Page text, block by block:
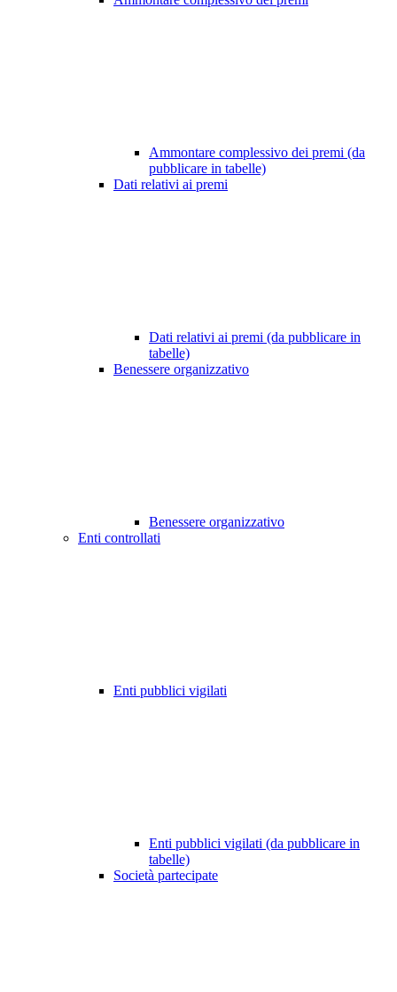
Ammontare complessivo dei premi (da
pubblicare in tabelle)
Dati relativi ai premi
Dati relativi ai premi (da pubblicare in
tabelle)
Benessere organizzativo
Benessere organizzativo
Enti controllati
Enti pubblici vigilati
Enti pubblici vigilati (da pubblicare in
tabelle)
Società partecipate